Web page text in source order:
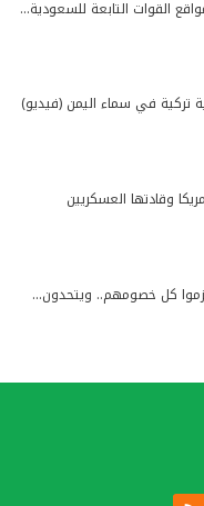
القوات التابعة للسعودية…
في سماء اليمن (فيديو)
وقادتها العسكريين
هزموا كل خصومهم.. ويتحدون…